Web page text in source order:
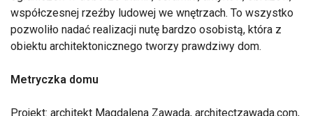
współczesnej rzeźby ludowej we wnętrzach. To wszystko
pozwoliło nadać realizacji nutę bardzo osobistą, która z
obiektu architektonicznego tworzy prawdziwy dom.
Metryczka domu
Projekt: architekt Magdalena Zawada, architectzawada.com,